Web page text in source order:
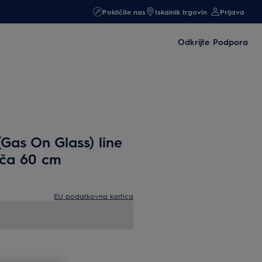
Pokličite nas Iskalnik trgovin Prijava
Odkrijte Podpora
On Glass) line
60 cm
EU podatkovna kartica